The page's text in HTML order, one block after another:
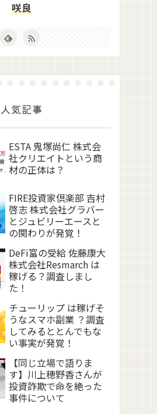
咲良
人気記事
ESTA 鬼塚尚仁 株式会
社クリエイトという商
材の正体は？
FIRE投資家倶楽部 吉村
啓志 株式会社グラバー
とジュビリーエースと
の関わりが発覚！
DeFi富の受給 佐藤康大
株式会社Resmarch は
稼げる？調査しまし
た！
チューリップ は稼げそ
うなスマホ副業 ？調査
してみるととんでもな
い事実が発覚！
【同じ立場で語りま
す】川上穂野香さんが
投資詐欺で命を絶った
事件について